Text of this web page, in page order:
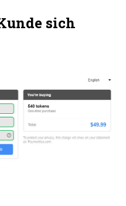
sich